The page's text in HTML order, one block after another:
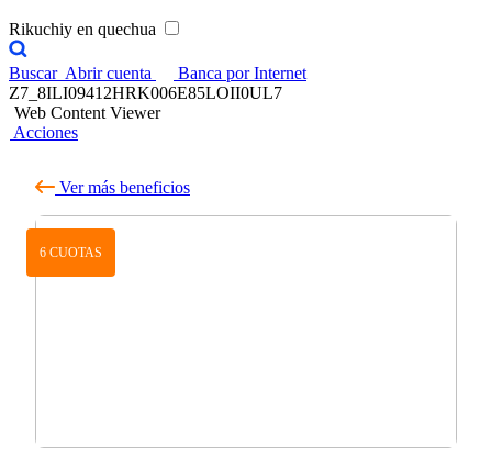
Rikuchiy en quechua
Buscar Abrir cuenta
Banca por Internet
Z7_8ILI09412HRK006E85LOII0UL7
Web Content Viewer
Acciones
Ver más beneficios
6 CUOTAS